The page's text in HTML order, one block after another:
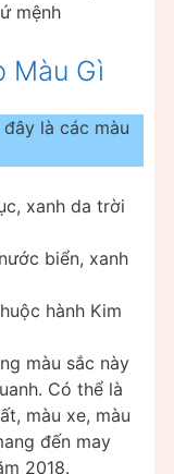
mệnh
Màu Gì
là các màu
xanh da trời
biển, xanh
hành Kim
màu sắc này
Có thể là
màu xe, màu
đến may
2018.